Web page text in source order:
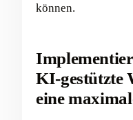
können.
KI-gestützte
eine